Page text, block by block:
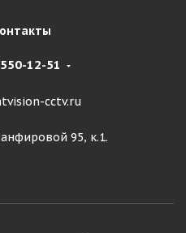
12-51
cctv.ru
95, к.1.